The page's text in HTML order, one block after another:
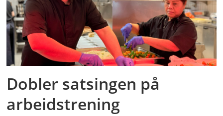
Dobler satsingen på
arbeidstrening